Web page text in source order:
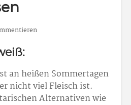
an heißen Sommertagen
nicht viel Fleisch ist.
Alternativen wie